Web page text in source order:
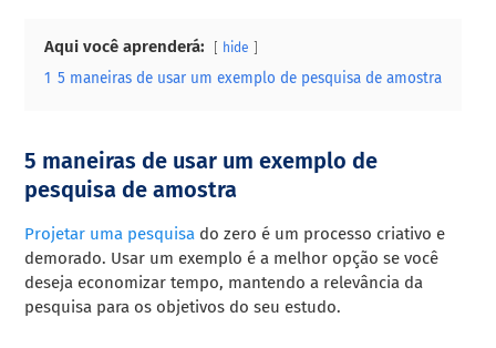
Aqui você aprenderá: hide
1 5 maneiras de usar um exemplo de pesquisa de amostra
5 maneiras de usar um exemplo de
pesquisa de amostra
Projetar uma pesquisa do zero é um processo criativo e
demorado. Usar um exemplo é a melhor opção se você
deseja economizar tempo, mantendo a relevância da
pesquisa para os objetivos do seu estudo.